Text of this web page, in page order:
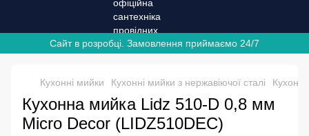
Сайт в розробці. Замовлення приймаємо 24/7
Кухонні мийки Кухонні мийки з нержавіючої сталі
Кухонна мийка Lidz 510-D 0,8 мм
Micro Decor (LIDZ510DEC)